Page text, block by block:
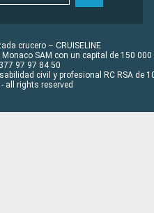
crucero – CRUISELINE
SAM con un capital de 150 000
97 97 84 50
civil y profesional RC RSA de
all rights reserved